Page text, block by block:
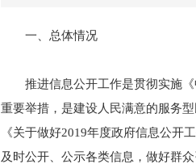
一、总体情况
推进信息公开工作是贯彻实施《
重要举措，是建设人民满意的服务
《关于做好2019年度政府信息公开
及时公开、公示各类信息，做好群